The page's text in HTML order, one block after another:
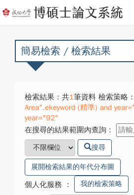
簡易檢索 / 檢索結果
檢索結果：共1筆資料 檢索策略：
Area".ekeyword (精準) and
year="92"
在搜尋的結果範圍內查詢：
搜尋
展開檢索結果的年代分布圖
個人化服務 ： 我的檢索策略